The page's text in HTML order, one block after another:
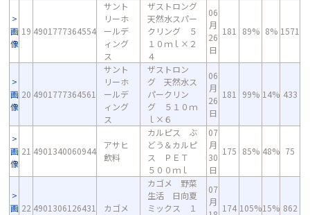
画
像
19 4901777364554
サント
リーホ
ールデ
ィング
ス
ザストロング
天然水スパー
クリング ５
１０ｍｌ×２
４
06
月
26
日
181 89% 8% 1571
画
像
20 4901777364561
サント
リーホ
ールデ
ィング
ス
ザストロン
グ 天然水ス
パークリン
グ ５１０ｍ
ｌ×６
06
月
26
日
181 99% 14% 433
画
像
21 4901340060944
アサヒ
飲料
カルピス ぶ
どう＆カルピ
ス ＰＥＴ
５００ｍｌ
07
月
30
日
175 85% 48% 75
画 22 4901306126431 カゴメ
カゴメ 野菜
生活 日向夏
ミックス １
07
月
174 105%15% 862